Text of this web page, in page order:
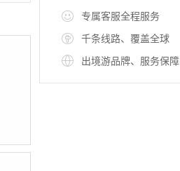
专属客服全程服务
千条线路、覆盖全球
出境游品牌、服务保障